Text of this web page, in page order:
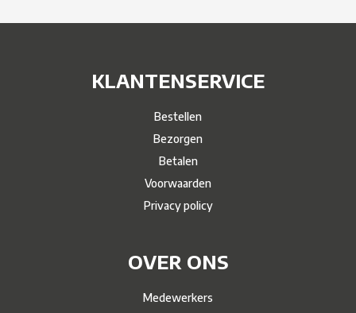
KLANTENSERVICE
Bestellen
Bezorgen
Betalen
Voorwaarden
Privacy policy
OVER ONS
Medewerkers